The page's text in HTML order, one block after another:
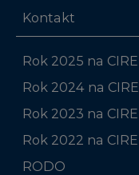
Kontakt
Rok 2025 na CIRE
Rok 2024 na CIRE
Rok 2023 na CIRE
Rok 2022 na CIRE
RODO